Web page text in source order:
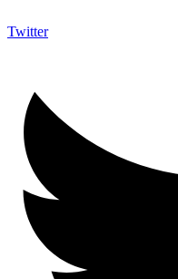
Twitter